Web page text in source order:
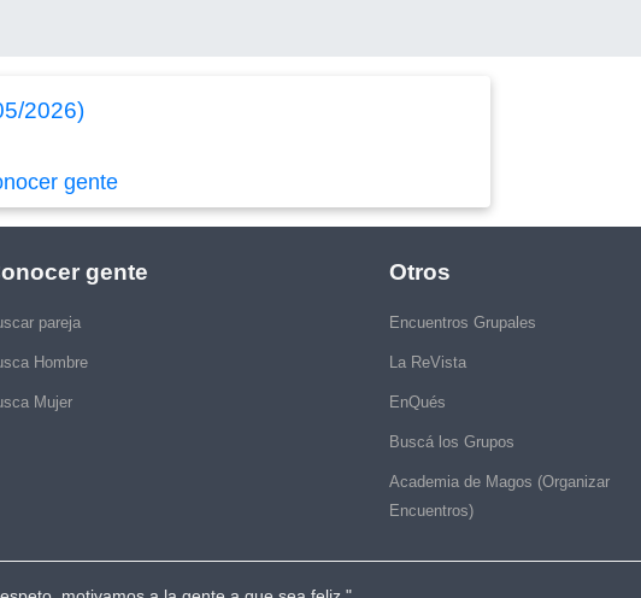
2026)
gente
gente
pareja
Hombre
Mujer
Otros
Encuentros Grupales
La ReVista
EnQués
Buscá los Grupos
Academia de Magos (Organizar
Encuentros)